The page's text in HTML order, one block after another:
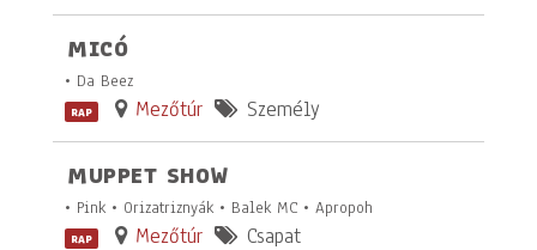
MICÓ
• Da Beez
RAP Mezőtúr Személy
MUPPET SHOW
• Pink • Orizatriznyák • Balek MC • Apropoh
RAP Mezőtúr Csapat